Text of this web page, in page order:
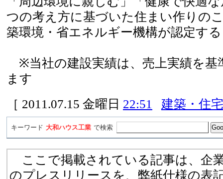
つの考え方に基づいた住まい作りの
築環境・省エネルギー機構が認定す
※当社の建設実績は、売上実績を基
ます
［ 2011.07.15 金曜日 22:51 建築・住宅
キーワード 大和ハウス工業 で検索
ここで掲載されている記事は、企
のプレスリリースを、弊紙仕様の表